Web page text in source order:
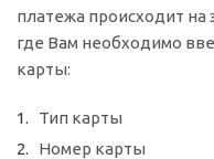
платежа происходит
где Вам необходимо
карты:
Тип карты
Номер карты